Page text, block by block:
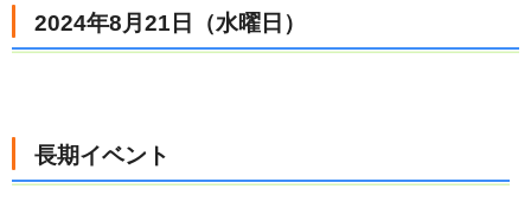
2024年8月21日（水曜日）
長期イベント